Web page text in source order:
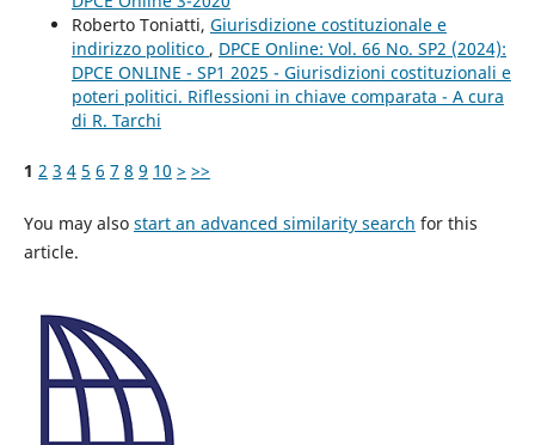
Roberto Toniatti, Giurisdizione costituzionale e
indirizzo politico , DPCE Online: Vol. 66 No. SP2 (2024):
DPCE ONLINE - SP1 2025 - Giurisdizioni costituzionali e
poteri politici. Riflessioni in chiave comparata - A cura
di R. Tarchi
1 2 3 4 5 6 7 8 9 10 > >>
You may also start an advanced similarity search for this
article.